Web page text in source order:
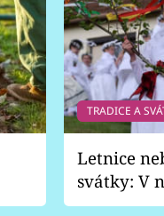
TRADICE A
Letnice
svátky: V
pondělí